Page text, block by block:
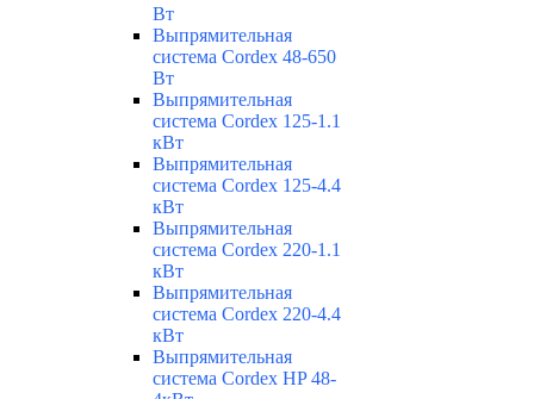
Вт
Выпрямительная
система Cordex 48-650
Вт
Выпрямительная
система Cordex 125-1.1
кВт
Выпрямительная
система Cordex 125-4.4
кВт
Выпрямительная
система Cordex 220-1.1
кВт
Выпрямительная
система Cordex 220-4.4
кВт
Выпрямительная
система Cordex HP 48-